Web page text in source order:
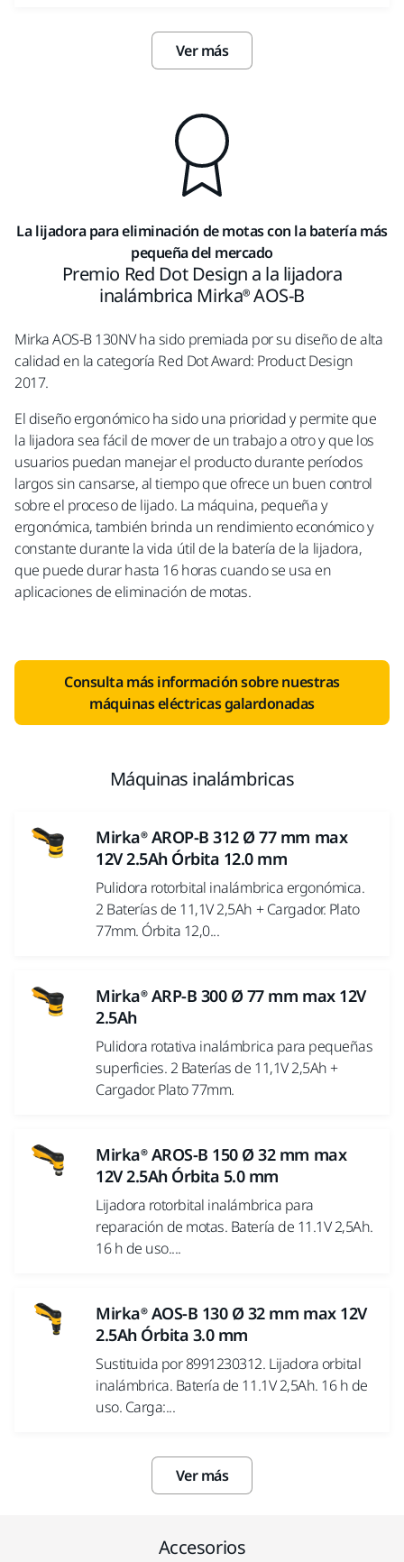
Ver más
La lijadora para eliminación de motas con la batería más
pequeña del mercado
Premio Red Dot Design a la lijadora
inalámbrica Mirka® AOS-B
Mirka AOS-B 130NV ha sido premiada por su diseño de alta
calidad en la categoría Red Dot Award: Product Design
2017.
El diseño ergonómico ha sido una prioridad y permite que
la lijadora sea fácil de mover de un trabajo a otro y que los
usuarios puedan manejar el producto durante períodos
largos sin cansarse, al tiempo que ofrece un buen control
sobre el proceso de lijado. La máquina, pequeña y
ergonómica, también brinda un rendimiento económico y
constante durante la vida útil de la batería de la lijadora,
que puede durar hasta 16 horas cuando se usa en
aplicaciones de eliminación de motas.
Consulta más información sobre nuestras
máquinas eléctricas galardonadas
Máquinas inalámbricas
Mirka® AROP-B 312 Ø 77 mm max
12V 2.5Ah Órbita 12.0 mm
Pulidora rotorbital inalámbrica ergonómica.
2 Baterías de 11,1V 2,5Ah + Cargador. Plato
77mm. Órbita 12,0...
Mirka® ARP-B 300 Ø 77 mm max 12V
2.5Ah
Pulidora rotativa inalámbrica para pequeñas
superficies. 2 Baterías de 11,1V 2,5Ah +
Cargador. Plato 77mm.
Mirka® AROS-B 150 Ø 32 mm max
12V 2.5Ah Órbita 5.0 mm
Lijadora rotorbital inalámbrica para
reparación de motas. Batería de 11.1V 2,5Ah.
16 h de uso....
Mirka® AOS-B 130 Ø 32 mm max 12V
2.5Ah Órbita 3.0 mm
Sustituida por 8991230312. Lijadora orbital
inalámbrica. Batería de 11.1V 2,5Ah. 16 h de
uso. Carga:...
Ver más
Accesorios